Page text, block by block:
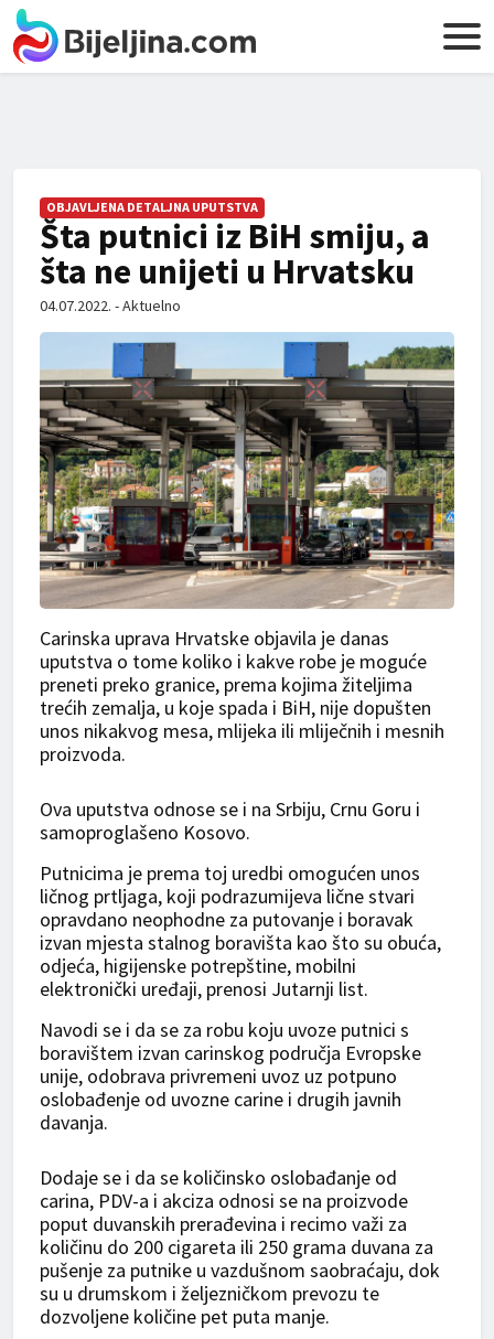
OBJAVLJENA DETALJNA UPUTSTVA
Šta putnici iz BiH smiju, a
šta ne unijeti u Hrvatsku
04.07.2022. - Aktuelno
Carinska uprava Hrvatske objavila je danas
uputstva o tome koliko i kakve robe je moguće
preneti preko granice, prema kojima žiteljima
trećih zemalja, u koje spada i BiH, nije dopušten
unos nikakvog mesa, mlijeka ili mliječnih i mesnih
proizvoda.
Ova uputstva odnose se i na Srbiju, Crnu Goru i
samoproglašeno Kosovo.
Putnicima je prema toj uredbi omogućen unos
ličnog prtljaga, koji podrazumijeva lične stvari
opravdano neophodne za putovanje i boravak
izvan mjesta stalnog boravišta kao što su obuća,
odjeća, higijenske potrepštine, mobilni
elektronički uređaji, prenosi Jutarnji list.
Navodi se i da se za robu koju uvoze putnici s
boravištem izvan carinskog područja Evropske
unije, odobrava privremeni uvoz uz potpuno
oslobađenje od uvozne carine i drugih javnih
davanja.
Dodaje se i da se količinsko oslobađanje od
carina, PDV-a i akciza odnosi se na proizvode
poput duvanskih prerađevina i recimo važi za
količinu do 200 cigareta ili 250 grama duvana za
pušenje za putnike u vazdušnom saobraćaju, dok
su u drumskom i željezničkom prevozu te
dozvoljene količine pet puta manje.